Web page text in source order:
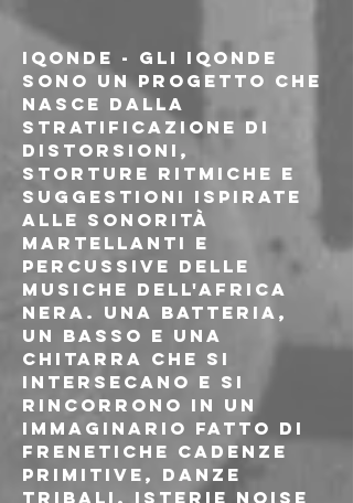
IQONDE - Gli Iqonde
sono un progetto che
nasce dalla
stratificazione di
distorsioni,
storture ritmiche e
suggestioni ispirate
alle sonorità
martellanti e
percussive delle
musiche dell'Africa
nera. Una batteria,
un basso e una
chitarra che si
intersecano e si
rincorrono in un
immaginario fatto di
frenetiche cadenze
primitive, danze
tribali, isterie noise